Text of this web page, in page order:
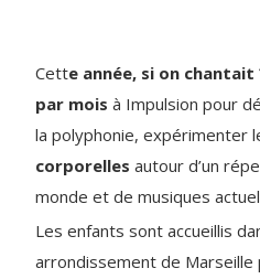
Cette année, si on chantait
par mois à Impulsion pour
la polyphonie, expérimenter
corporelles autour d’un
monde et de musiques
Les enfants sont accueillis
arrondissement de